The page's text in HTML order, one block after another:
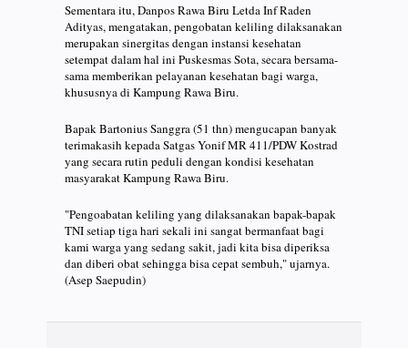
Sementara itu, Danpos Rawa Biru Letda Inf Raden
Adityas, mengatakan, pengobatan keliling dilaksanakan
merupakan sinergitas dengan instansi kesehatan
setempat dalam hal ini Puskesmas Sota, secara bersama-
sama memberikan pelayanan kesehatan bagi warga,
khususnya di Kampung Rawa Biru.
Bapak Bartonius Sanggra (51 thn) mengucapan banyak
terimakasih kepada Satgas Yonif MR 411/PDW Kostrad
yang secara rutin peduli dengan kondisi kesehatan
masyarakat Kampung Rawa Biru.
"Pengoabatan keliling yang dilaksanakan bapak-bapak
TNI setiap tiga hari sekali ini sangat bermanfaat bagi
kami warga yang sedang sakit, jadi kita bisa diperiksa
dan diberi obat sehingga bisa cepat sembuh," ujarnya.
(Asep Saepudin)